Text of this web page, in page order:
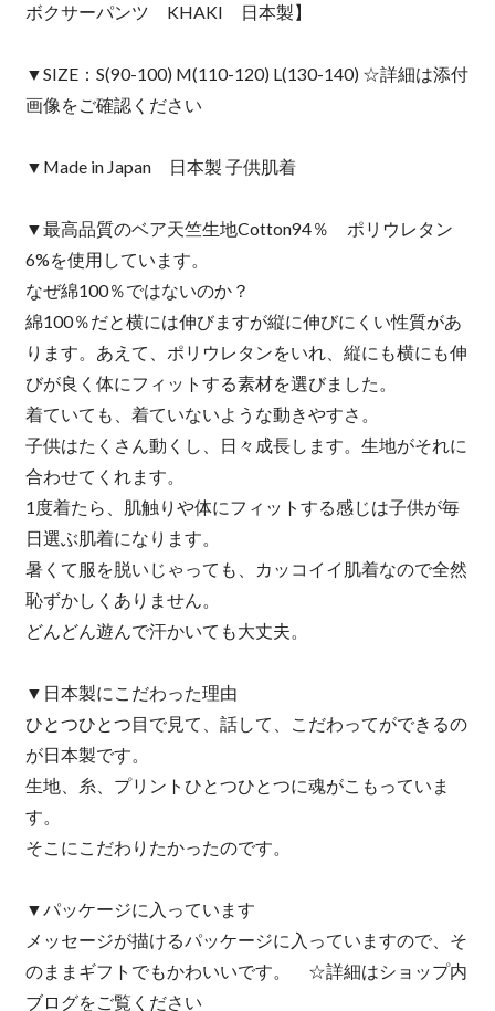
ボクサーパンツ KHAKI 日本製】
▼SIZE：S(90-100) M(110-120) L(130-140) ☆詳細は添付
画像をご確認ください
▼Made in Japan 日本製 子供肌着
▼最高品質のベア天竺生地Cotton94％ ポリウレタン
6%を使用しています。
なぜ綿100％ではないのか？
綿100％だと横には伸びますが縦に伸びにくい性質があ
ります。あえて、ポリウレタンをいれ、縦にも横にも伸
びが良く体にフィットする素材を選びました。
着ていても、着ていないような動きやすさ。
子供はたくさん動くし、日々成長します。生地がそれに
合わせてくれます。
1度着たら、肌触りや体にフィットする感じは子供が毎
日選ぶ肌着になります。
暑くて服を脱いじゃっても、カッコイイ肌着なので全然
恥ずかしくありません。
どんどん遊んで汗かいても大丈夫。
▼日本製にこだわった理由
ひとつひとつ目で見て、話して、こだわってができるの
が日本製です。
生地、糸、プリントひとつひとつに魂がこもっていま
す。
そこにこだわりたかったのです。
▼パッケージに入っています
メッセージが描けるパッケージに入っていますので、そ
のままギフトでもかわいいです。 ☆詳細はショップ内
ブログをご覧ください